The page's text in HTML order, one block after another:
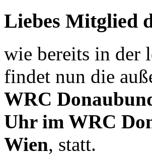
Liebes Mitglied
wie bereits in der
findet nun die
WRC
Uhr im WRC
Wien, statt.